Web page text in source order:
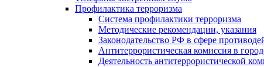
Профилактика терроризма
Система профилактики терроризма
Методические рекомендации, указания
Законодательство РФ в сфере
Антитеррористическая комиссия в
Деятельность антитеррористической